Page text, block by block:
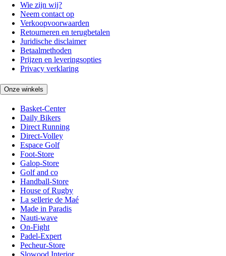
Wie zijn wij?
Neem contact op
Verkoopvoorwaarden
Retourneren en terugbetalen
Juridische disclaimer
Betaalmethoden
Prijzen en leveringsopties
Privacy verklaring
Onze winkels
Basket-Center
Daily Bikers
Direct Running
Direct-Volley
Espace Golf
Foot-Store
Galop-Store
Golf and co
Handball-Store
House of Rugby
La sellerie de Maé
Made in Paradis
Nauti-wave
On-Fight
Padel-Expert
Pecheur-Store
Slowood Interior